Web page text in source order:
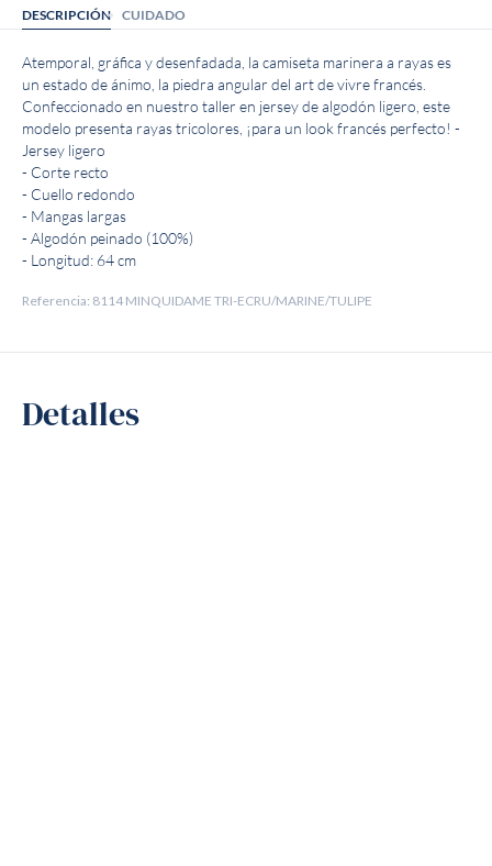
DESCRIPCIÓN CUIDADO
Atemporal, gráfica y desenfadada, la camiseta marinera a rayas es
un estado de ánimo, la piedra angular del art de vivre francés.
Confeccionado en nuestro taller en jersey de algodón ligero, este
modelo presenta rayas tricolores, ¡para un look francés perfecto! -
Jersey ligero
- Corte recto
- Cuello redondo
- Mangas largas
- Algodón peinado (100%)
- Longitud: 64 cm
Referencia: 8114 MINQUIDAME TRI-ECRU/MARINE/TULIPE
Detalles